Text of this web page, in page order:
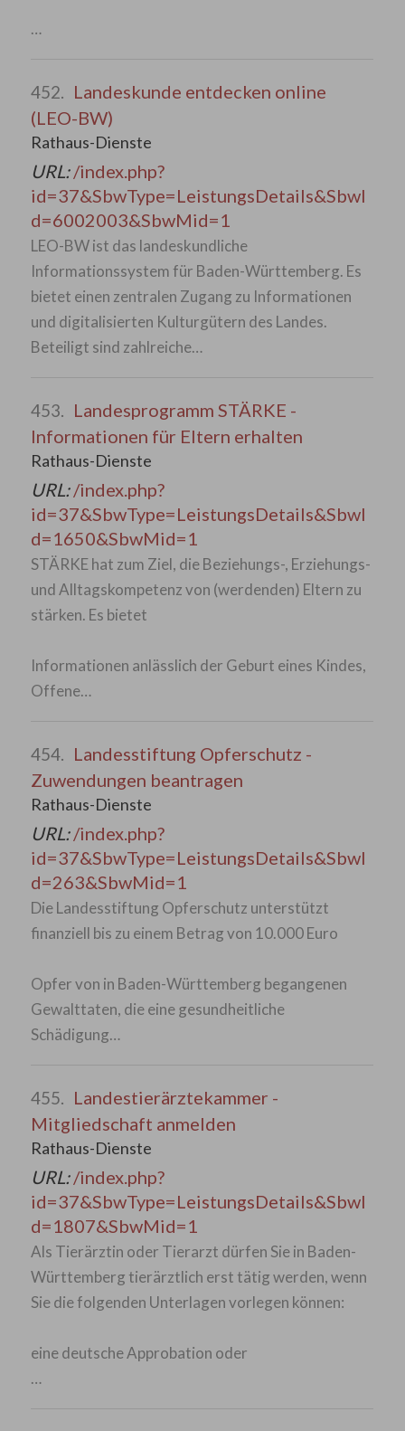
…
452. Landeskunde entdecken online
(LEO-BW)
Rathaus-Dienste
URL:/index.php?
id=37&SbwType=LeistungsDetails&SbwI
d=6002003&SbwMid=1
LEO-BW ist das landeskundliche
Informationssystem für Baden-Württemberg. Es
bietet einen zentralen Zugang zu Informationen
und digitalisierten Kulturgütern des Landes.
Beteiligt sind zahlreiche…
453. Landesprogramm STÄRKE -
Informationen für Eltern erhalten
Rathaus-Dienste
URL:/index.php?
id=37&SbwType=LeistungsDetails&SbwI
d=1650&SbwMid=1
STÄRKE hat zum Ziel, die Beziehungs-, Erziehungs-
und Alltagskompetenz von (werdenden) Eltern zu
stärken. Es bietet
Informationen anlässlich der Geburt eines Kindes,
Offene…
454. Landesstiftung Opferschutz -
Zuwendungen beantragen
Rathaus-Dienste
URL:/index.php?
id=37&SbwType=LeistungsDetails&SbwI
d=263&SbwMid=1
Die Landesstiftung Opferschutz unterstützt
finanziell bis zu einem Betrag von 10.000 Euro
Opfer von in Baden-Württemberg begangenen
Gewalttaten, die eine gesundheitliche
Schädigung…
455. Landestierärztekammer -
Mitgliedschaft anmelden
Rathaus-Dienste
URL:/index.php?
id=37&SbwType=LeistungsDetails&SbwI
d=1807&SbwMid=1
Als Tierärztin oder Tierarzt dürfen Sie in Baden-
Württemberg tierärztlich erst tätig werden, wenn
Sie die folgenden Unterlagen vorlegen können:
eine deutsche Approbation oder
…